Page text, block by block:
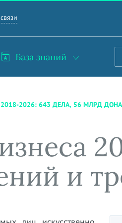
База знаний
2026: 643 ДЕЛА, 56 МЛРД
и